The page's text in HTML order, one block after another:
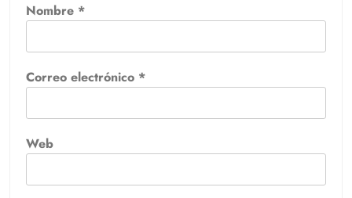
Nombre *
Correo electrónico *
Web